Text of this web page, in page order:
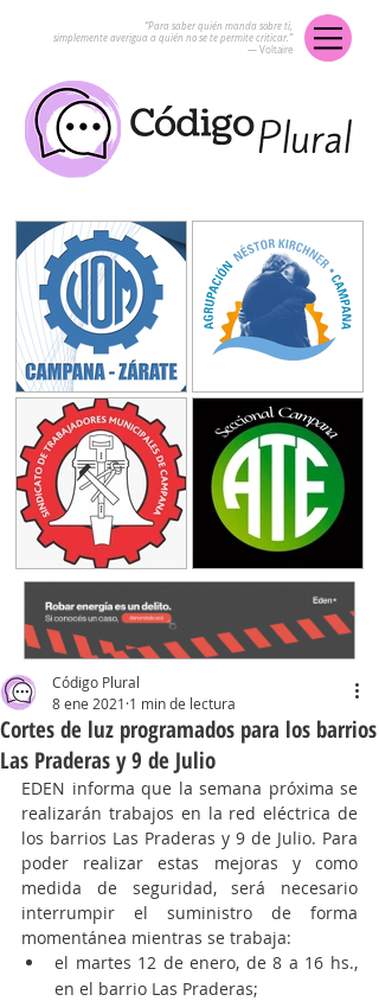
“Para saber quién manda sobre ti,
simplemente averigua a quién no se te permite criticar.”
― Voltaire
Cortes de luz programados para los barrios
Las Praderas y 9 de Julio
Código Plural
8 ene 2021 1 min de lectura
EDEN informa que la semana próxima se
realizarán trabajos en la red eléctrica de
los barrios Las Praderas y 9 de Julio. Para
poder realizar estas mejoras y como
medida de seguridad, será necesario
interrumpir el suministro de forma
momentánea mientras se trabaja:
el martes 12 de enero, de 8 a 16 hs.,
en el barrio Las Praderas;